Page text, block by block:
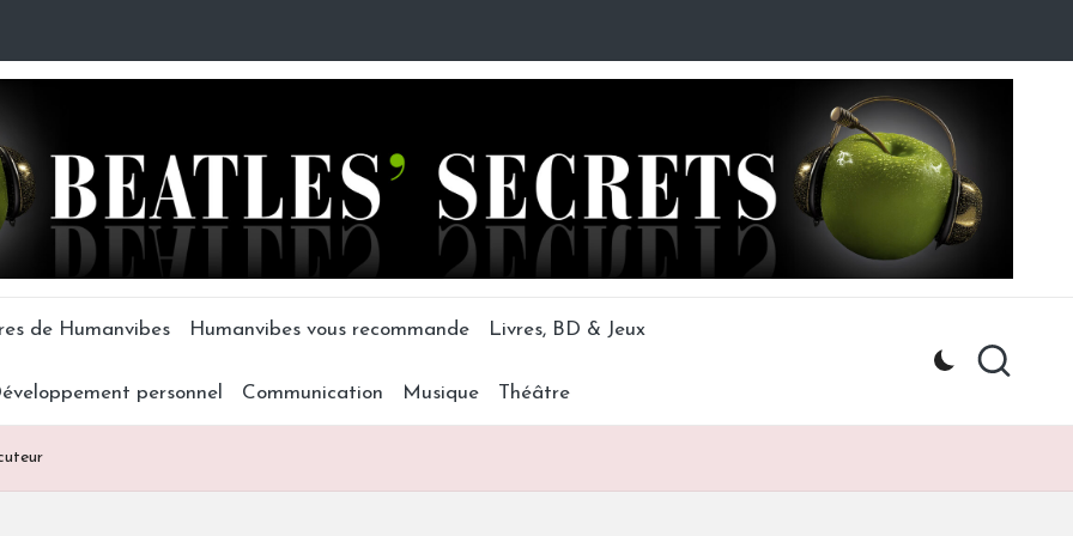
de Humanvibes Humanvibes vous recommande Livres, BD & Jeux
personnel Communication Musique Théâtre